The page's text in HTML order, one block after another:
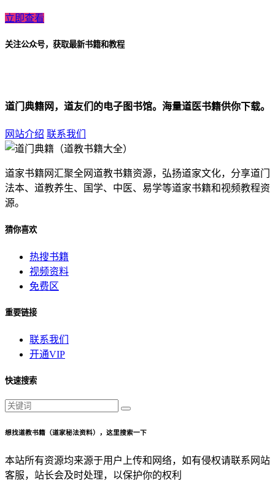
立即查看
关注公众号，获取最新书籍和教程
道门典籍网，道友们的电子图书馆。海量道医书籍供你下载。
网站介绍 联系我们
道家书籍网汇聚全网道教书籍资源，弘扬道家文化，分享道门
法本、道教养生、国学、中医、易学等道家书籍和视频教程资
源。
猜你喜欢
热搜书籍
视频资料
免费区
重要链接
联系我们
开通VIP
快速搜索
想找道教书籍（道家秘法资料），这里搜索一下
本站所有资源均来源于用户上传和网络，如有侵权请联系网站
客服，站长会及时处理，以保护你的权利